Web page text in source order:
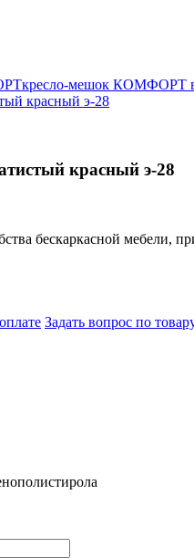
кресло-мешок КОМФОРТ
красный э-28
бескаркасной мебели,
Задать вопрос по